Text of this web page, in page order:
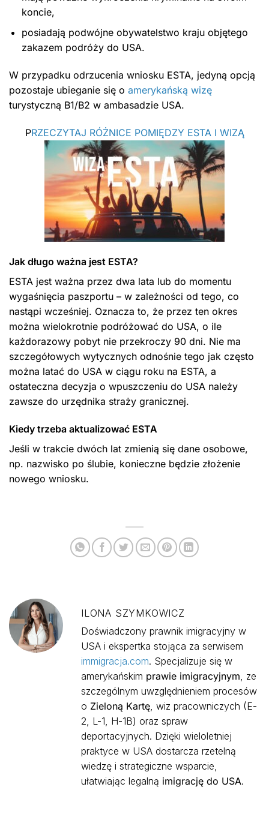
koncie,
posiadają podwójne obywatelstwo kraju objętego
zakazem podróży do USA.
W przypadku odrzucenia wniosku ESTA, jedyną opcją
pozostaje ubieganie się o amerykańską wizę
turystyczną B1/B2 w ambasadzie USA.
PRZECZYTAJ RÓŻNICE POMIĘDZY ESTA I WIZĄ
Jak długo ważna jest ESTA?
ESTA jest ważna przez dwa lata lub do momentu
wygaśnięcia paszportu – w zależności od tego, co
nastąpi wcześniej. Oznacza to, że przez ten okres
można wielokrotnie podróżować do USA, o ile
każdorazowy pobyt nie przekroczy 90 dni. Nie ma
szczegółowych wytycznych odnośnie tego jak często
można latać do USA w ciągu roku na ESTA, a
ostateczna decyzja o wpuszczeniu do USA należy
zawsze do urzędnika straży granicznej.
Kiedy trzeba aktualizować ESTA
Jeśli w trakcie dwóch lat zmienią się dane osobowe,
np. nazwisko po ślubie, konieczne będzie złożenie
nowego wniosku.
ILONA SZYMKOWICZ
Doświadczony prawnik imigracyjny w
USA i ekspertka stojąca za serwisem
immigracja.com. Specjalizuje się w
amerykańskim prawie imigracyjnym, ze
szczególnym uwzględnieniem procesów
o Zieloną Kartę, wiz pracowniczych (E-
2, L-1, H-1B) oraz spraw
deportacyjnych. Dzięki wieloletniej
praktyce w USA dostarcza rzetelną
wiedzę i strategiczne wsparcie,
ułatwiając legalną imigrację do USA.